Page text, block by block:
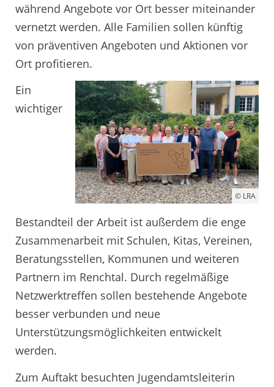
während Angebote vor Ort besser miteinander
vernetzt werden. Alle Familien sollen künftig
von präventiven Angeboten und Aktionen vor
Ort profitieren.
© LRA
Ein
wichtiger
Bestandteil der Arbeit ist außerdem die enge
Zusammenarbeit mit Schulen, Kitas, Vereinen,
Beratungsstellen, Kommunen und weiteren
Partnern im Renchtal. Durch regelmäßige
Netzwerktreffen sollen bestehende Angebote
besser verbunden und neue
Unterstützungsmöglichkeiten entwickelt
werden.
Zum Auftakt besuchten Jugendamtsleiterin